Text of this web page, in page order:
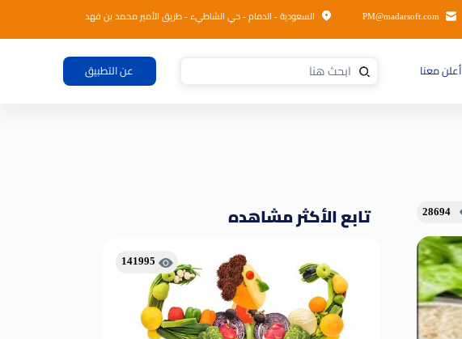
PM@madarsoft.com السعودية - الدمام - حي الشاطيء - طريق الأمير محمد بن فهد
أعلن معنا عن التطبيق
28694 تابع الأكثر مشاهده
141995